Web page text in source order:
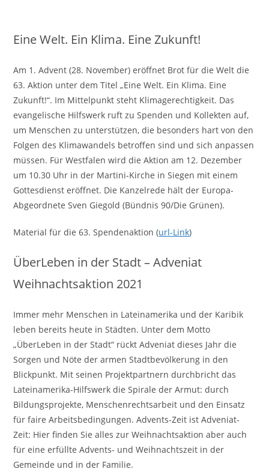
Eine Welt. Ein Klima. Eine Zukunft!
Am 1. Advent (28. November) eröffnet Brot für die Welt die
63. Aktion unter dem Titel „Eine Welt. Ein Klima. Eine
Zukunft!“. Im Mittelpunkt steht Klimagerechtigkeit. Das
evangelische Hilfswerk ruft zu Spenden und Kollekten auf,
um Menschen zu unterstützen, die besonders hart von den
Folgen des Klimawandels betroffen sind und sich anpassen
müssen. Für Westfalen wird die Aktion am 12. Dezember
um 10.30 Uhr in der Martini-Kirche in Siegen mit einem
Gottesdienst eröffnet. Die Kanzelrede hält der Europa-
Abgeordnete Sven Giegold (Bündnis 90/Die Grünen).
Material für die 63. Spendenaktion (url-Link)
ÜberLeben in der Stadt – Adveniat
Weihnachtsaktion 2021
Immer mehr Menschen in Lateinamerika und der Karibik
leben bereits heute in Städten. Unter dem Motto
„ÜberLeben in der Stadt“ rückt Adveniat dieses Jahr die
Sorgen und Nöte der armen Stadtbevölkerung in den
Blickpunkt. Mit seinen Projektpartnern durchbricht das
Lateinamerika-Hilfswerk die Spirale der Armut: durch
Bildungsprojekte, Menschenrechtsarbeit und den Einsatz
für faire Arbeitsbedingungen. Advents-Zeit ist Adveniat-
Zeit: Hier finden Sie alles zur Weihnachtsaktion aber auch
für eine erfüllte Advents- und Weihnachtszeit in der
Gemeinde und in der Familie.